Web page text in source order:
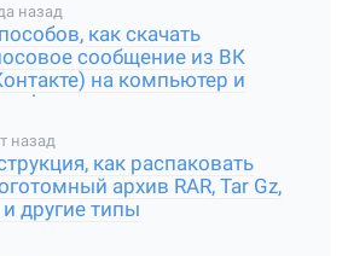
назад
как скачать
сообщение из ВК
на компьютер и
назад
как распаковать
архив RAR, Tar Gz,
другие типы